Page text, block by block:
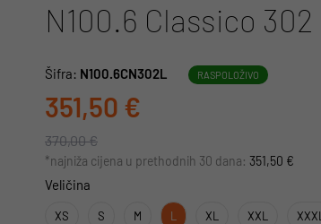
N100.6 Classico 302
Šifra: N100.6CN302L RASPOLOŽIVO
351,50 €
370,00 €
*najniža cijena u prethodnih 30 dana: 351,50 €
Veličina
XS S M L XL XXL XXXL